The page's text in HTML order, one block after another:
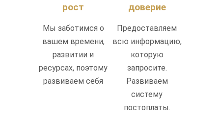
рост
Мы заботимся о
вашем времени,
развитии и
ресурсах, поэтому
развиваем себя
доверие
Предоставляем
всю информацию,
которую
запросите.
Развиваем
систему
постоплаты.